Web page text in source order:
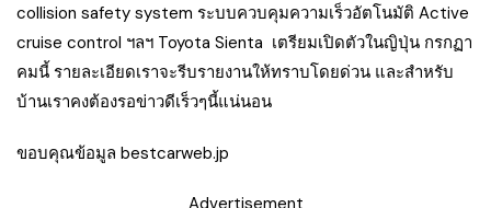
collision safety system ระบบควบคุมความเร็วอัตโนมัติ Active
cruise control ฯลฯ Toyota Sienta เตรียมเปิดตัวในญิปุ่น กรกฏา
คมนี้ รายละเอียดเราจะรีบรายงานให้ทราบโดยด่วน และสำหรับ
บ้านเราคงต้องรอข่าวดีเร็วๆนี้แน่นอน
ขอบคุณข้อมูล bestcarweb.jp
Advertisement